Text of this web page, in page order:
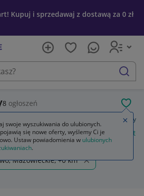
Kupuj i sprzedawaj z dostawą za 0 zł
szukaj
8 ogłoszeń
Amortyzatory
amortyzatory tył golf 4
Mazowieckie, +0 km
swoje wyszukiwania do ulubionych.
się nowe oferty, wyślemy Ci je
Ustaw powiadomienia w ulubionych
.